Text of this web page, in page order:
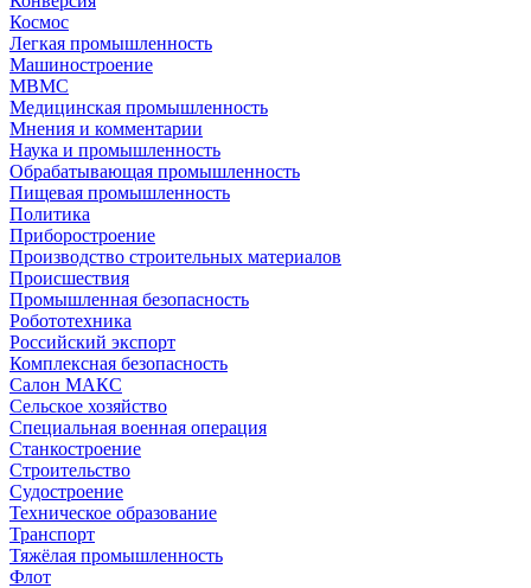
Космос
Легкая промышленность
Машиностроение
МВМС
Медицинская промышленность
Мнения и комментарии
Наука и промышленность
Обрабатывающая промышленность
Пищевая промышленность
Политика
Приборостроение
Производство строительных материалов
Происшествия
Промышленная безопасность
Робототехника
Российский экспорт
Комплексная безопасность
Салон МАКС
Сельское хозяйство
Специальная военная операция
Станкостроение
Строительство
Судостроение
Техническое образование
Транспорт
Тяжёлая промышленность
Флот